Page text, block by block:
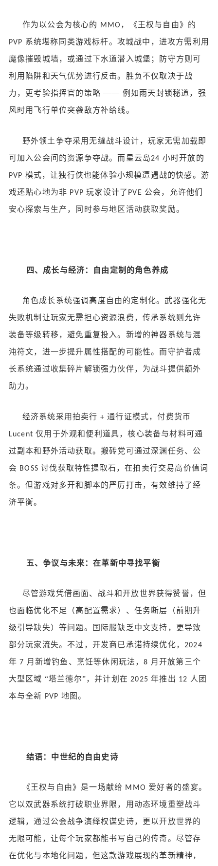
作为以公会为核心的 MMO ，《王权与自由》的
PVP 系统堪称同类游戏标杆。攻城战中，进攻方需利用
魔像摧毁城墙，或通过下水道潜入城堡；防守方则可
利用陷阱和天气优势进行反击。胜负不仅取决于战
力，更考验指挥官的策略 —— 例如雨天封锁秘道，强
风时用飞行单位突袭敌方补给线。
野外领土争夺采用无缝战斗设计，玩家无需加载即
可加入公会间的资源争夺战。而星云岛24 小时开放的
PVP 模式，让独行侠也能体验小规模遭遇战的快感。游
戏还贴心地为非 PVP玩家设计了 PVE 公会，允许他们
安心探索与生产，同时参与地区活动获取奖励。
四、成长与经济：自由定制的角色养成
角色成长系统强调高度自由的定制化。武器强化无
失败机制让玩家无需担心资源浪费，传承系统则允许
装备等级转移，避免重复投入。新增的神器系统与混
沌符文，进一步提升属性搭配的可能性。而守护者成
长系统通过收集碎片解锁强力伙伴，为战斗提供额外
助力。
经济系统采用拍卖行 +通行证模式，付费货币
Lucent仅用于外观和便利道具，核心装备与材料可通
过副本和野外活动获取。搬砖党可通过深渊任务、公
会 BOSS讨伐获取特性提取石，在拍卖行交易高价值词
条。但游戏对多开和脚本的严厉打击，有效维持了经
济平衡。
五、争议与未来：在革新中寻找平衡
尽管游戏凭借画面、战斗和开放世界获得赞誉，但
也面临优化不足（高配置需求）、任务断层（前期升
级引导缺失）等问题。国际服缺乏中文支持，更导致
部分玩家流失。不过，开发商已承诺持续优化， 2024
年7 月新增钓鱼、烹饪等休闲玩法，8 月开放第三个
大型区域 “塔兰德尔”，并计划在 2025年推出 12 人团
本与全新 PVP 地图。
结语：中世纪的自由史诗
《王权与自由》是一场献给 MMO 爱好者的盛宴。
它以双武器系统打破职业界限，用动态环境重塑战斗
逻辑，通过公会战争演绎权谋史诗，更以开放世界的
无限可能，让每个玩家都能书写自己的传奇。尽管存
在优化与本地化问题，但这款游戏展现的革新精神，